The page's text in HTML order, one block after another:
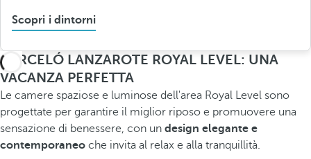
Scopri i dintorni
BARCELÓ LANZAROTE ROYAL LEVEL: UNA
VACANZA PERFETTA
Le camere spaziose e luminose dell'area Royal Level sono
progettate per garantire il miglior riposo e promuovere una
sensazione di benessere, con un design elegante e
contemporaneo che invita al relax e alla tranquillità.